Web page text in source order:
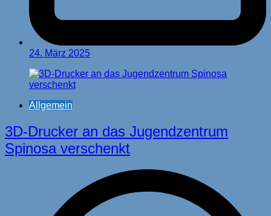
24. März 2025
Allgemein
3D-Drucker an das Jugendzentrum
Spinosa verschenkt